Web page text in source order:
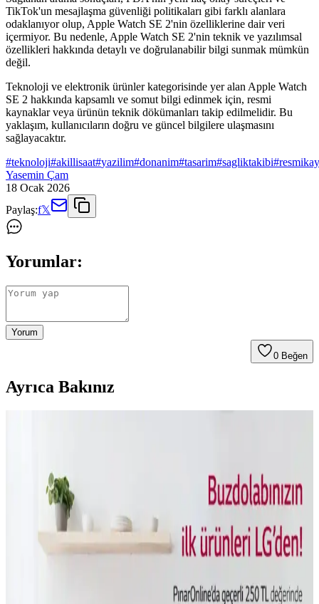
TikTok'un mesajlaşma güvenliği politikaları gibi farklı alanlara
odaklanıyor olup, Apple Watch SE 2'nin özelliklerine dair veri
içermiyor. Bu nedenle, Apple Watch SE 2'nin teknik ve yazılımsal
özellikleri hakkında detaylı ve doğrulanabilir bilgi sunmak mümkün
değil.
Teknoloji ve elektronik ürünler kategorisinde yer alan Apple Watch
SE 2 hakkında kapsamlı ve somut bilgi edinmek için, resmi
kaynaklar veya ürünün teknik dökümanları takip edilmelidir. Bu
yaklaşım, kullanıcıların doğru ve güncel bilgilere ulaşmasını
sağlayacaktır.
#teknoloji#akillisaat#yazilim#donanim#tasarim#sagliktakibi#
Yasemin Çam
18 Ocak 2026
Paylaş:f𝕏
Yorumlar:
Yorum
0 Beğen
Ayrıca Bakınız
Teknolojiyle arası iyi olmayanlar için basit, kullanımı kolay ve
günlük yaşamı kolaylaştıran teknolojik hediye seçenekleri
sunuluyor. Powerbank, Bluetooth hoparlör ve dijital fotoğraf
çerçevesi gibi ürünler ön planda.
Holografik 3D Baskı Teknolojisi ile Saniyeler İçinde
Hızlı Nesne Üretimi ve Uygulama Alanları
Holografik 3D baskı, UV ışınlarıyla reçine içinde nesneleri tek
seferde oluşturuyor. Bu teknoloji hızlı üretim sağlarken, temizlik ve